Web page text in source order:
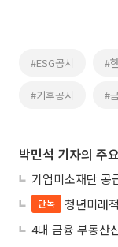
#ESG공시 #
#기후공시 #
박민석 기자의 주
단독
청년미래적금 우